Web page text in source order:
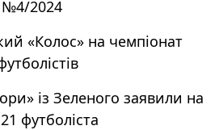
2024
«Колос» на чемпіонат
із Зеленого заявили на
футболіста